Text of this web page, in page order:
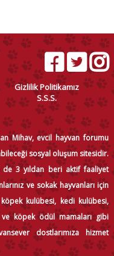
Gizlilik Politikamız
S.S.S.
Mihav, evcil hayvan forumu
sosyal oluşum sitesidir.
de 3 yıldan beri aktif faaliyet
ve sokak hayvanları için
kulübesi, kedi kulübesi,
ve köpek ödül mamaları gibi
dostlarımıza hizmet